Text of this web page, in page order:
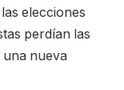
elecciones
perdían las
una nueva